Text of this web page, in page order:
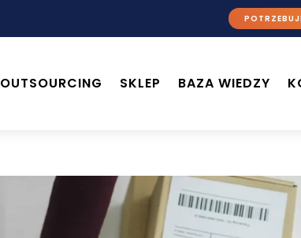
OUTSOURCING SKLEP BAZA WIEDZY